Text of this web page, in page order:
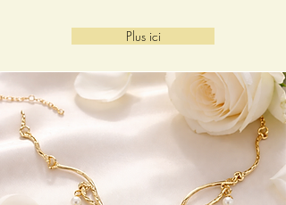
Plus ici